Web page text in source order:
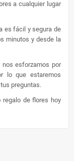
a cualquier lugar
es fácil y segura de
minutos y desde la
nos esforzamos por
lo que estaremos
preguntas.
regalo de flores hoy